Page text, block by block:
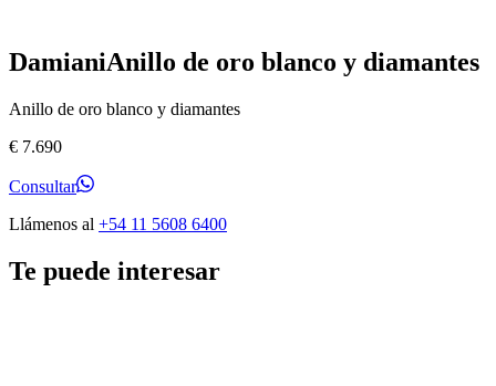
DamianiAnillo de oro blanco y diamantes
Anillo de oro blanco y diamantes
€ 7.690
Consultar
Llámenos al +54 11 5608 6400
Te puede interesar